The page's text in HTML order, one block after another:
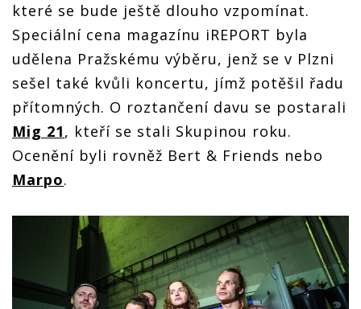
které se bude ještě dlouho vzpomínat.
Speciální cena magazínu iREPORT byla
udělena Pražskému výběru, jenž se v Plzni
sešel také kvůli koncertu, jímž potěšil řadu
přítomných. O roztančení davu se postarali
Mig 21, kteří se stali Skupinou roku.
Ocenění byli rovněž Bert & Friends nebo
Marpo.